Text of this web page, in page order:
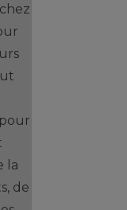
la
de